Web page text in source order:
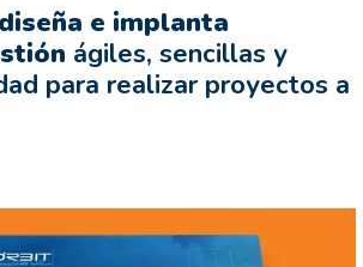
e implanta
ágiles, sencillas y
para realizar proyectos a